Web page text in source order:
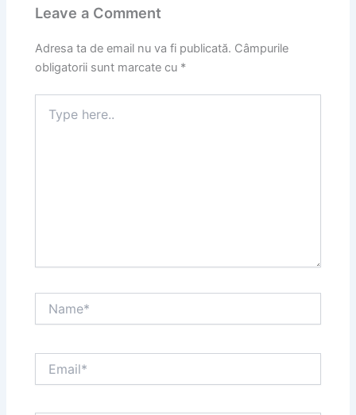
Leave a Comment
Adresa ta de email nu va fi publicată. Câmpurile
obligatorii sunt marcate cu *
here..